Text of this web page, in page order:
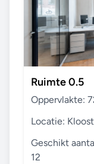
Ruimte 0.5
Oppervlakte:
Locatie:
Geschikt
12